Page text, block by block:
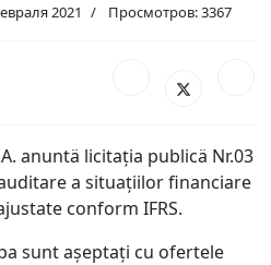
2021 Просмотров: 3367
anuntä licitația publicä Nr.03
a situațiilor financiare
conform IFRS.
sunt așeptați cu ofertele